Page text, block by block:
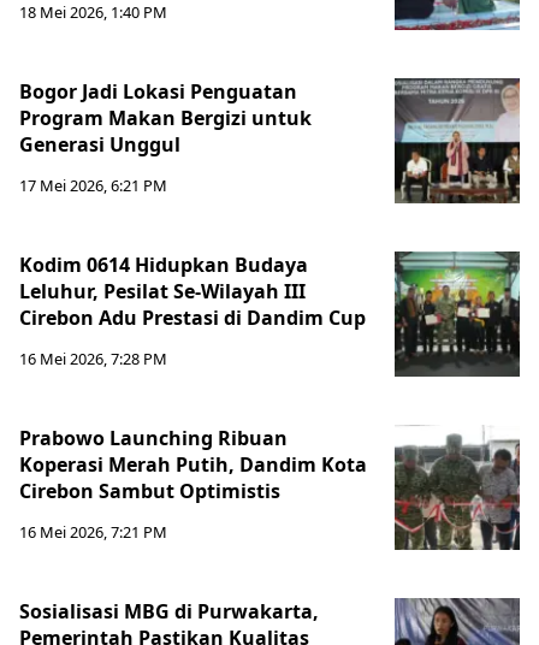
18 Mei 2026, 1:40 PM
Bogor Jadi Lokasi Penguatan
Program Makan Bergizi untuk
Generasi Unggul
17 Mei 2026, 6:21 PM
Kodim 0614 Hidupkan Budaya
Leluhur, Pesilat Se-Wilayah III
Cirebon Adu Prestasi di Dandim Cup
16 Mei 2026, 7:28 PM
Prabowo Launching Ribuan
Koperasi Merah Putih, Dandim Kota
Cirebon Sambut Optimistis
16 Mei 2026, 7:21 PM
Sosialisasi MBG di Purwakarta,
Pemerintah Pastikan Kualitas